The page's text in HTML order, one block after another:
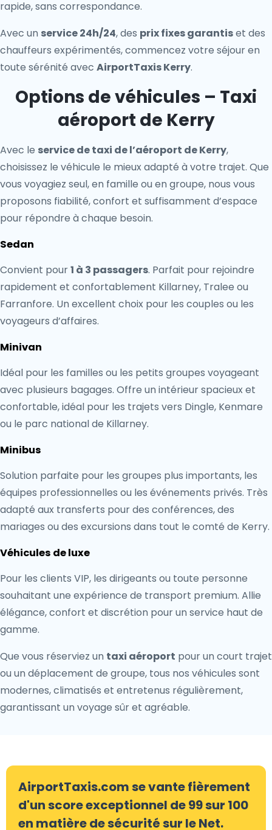
rapide, sans correspondance.
Avec un service 24h/24, des prix fixes garantiset des
chauffeurs expérimentés, commencez votre séjour en
toute sérénité avec AirportTaxis Kerry.
Options de véhicules – Taxi
aéroport de Kerry
Avec le service de taxi de l’aéroport de Kerry,
choisissez le véhicule le mieux adapté à votre trajet. Que
vous voyagiez seul, en famille ou en groupe, nous vous
proposons fiabilité, confort et suffisamment d’espace
pour répondre à chaque besoin.
Sedan
Convient pour1 à 3 passagers. Parfait pour rejoindre
rapidement et confortablement Killarney, Tralee ou
Farranfore. Un excellent choix pour les couples ou les
voyageurs d’affaires.
Minivan
Idéal pour les familles ou les petits groupes voyageant
avec plusieurs bagages. Offre un intérieur spacieux et
confortable, idéal pour les trajets vers Dingle, Kenmare
ou le parc national de Killarney.
Minibus
Solution parfaite pour les groupes plus importants, les
équipes professionnelles ou les événements privés. Très
adapté aux transferts pour des conférences, des
mariages ou des excursions dans tout le comté de Kerry.
Véhicules de luxe
Pour les clients VIP, les dirigeants ou toute personne
souhaitant une expérience de transport premium. Allie
élégance, confort et discrétion pour un service haut de
gamme.
Que vous réserviez un taxi aéroport pour un court trajet
ou un déplacement de groupe, tous nos véhicules sont
modernes, climatisés et entretenus régulièrement,
garantissant un voyage sûr et agréable.
AirportTaxis.com se vante fièrement
d'un score exceptionnel de 99 sur 100
en matière de sécurité sur le Net.